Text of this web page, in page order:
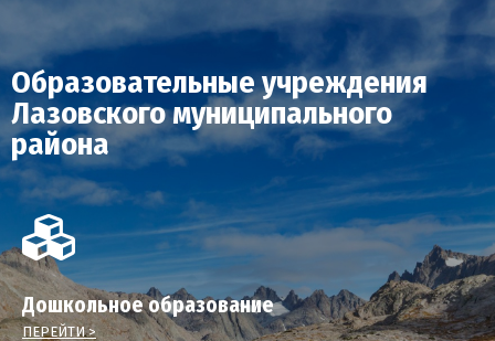
Образовательные учреждения
Лазовского муниципального
района
Дошкольное образование
ПЕРЕЙТИ >